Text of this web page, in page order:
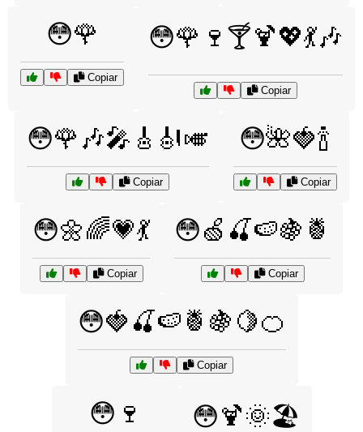
😳🌹
Copiar
😳🌹🍷🍸🍹💖💃🎶
Copiar
😳🌹🎶🎤🎸🎻🎺
Copiar
😳🌺🍓🍾
Copiar
😳🌼🌈💗💃
Copiar
😳🍏🍒🍉🍇🍍
Copiar
😳🍓🍒🍉🍍🍇🍋🍊
Copiar
😳🍷 😳🍹🌞🏖️